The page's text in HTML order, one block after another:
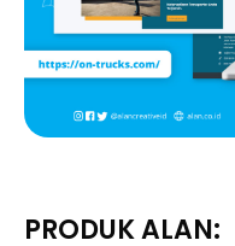
PRODUK ALAN: